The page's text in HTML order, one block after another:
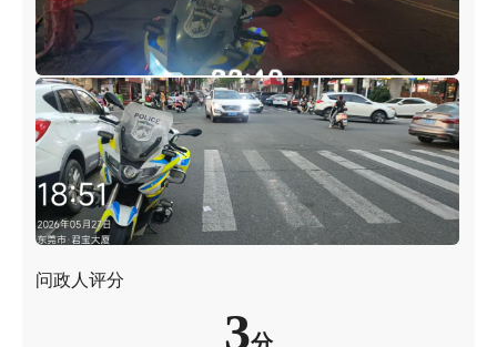
问政人评分
3